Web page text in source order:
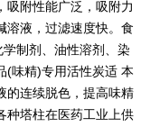
吸附性能广泛，吸附力
溶液，过滤速度快。食
制剂、油性溶剂、染
(味精)专用活性炭适 本
的连续脱色，提高味精
种塔柱在医药工业上供